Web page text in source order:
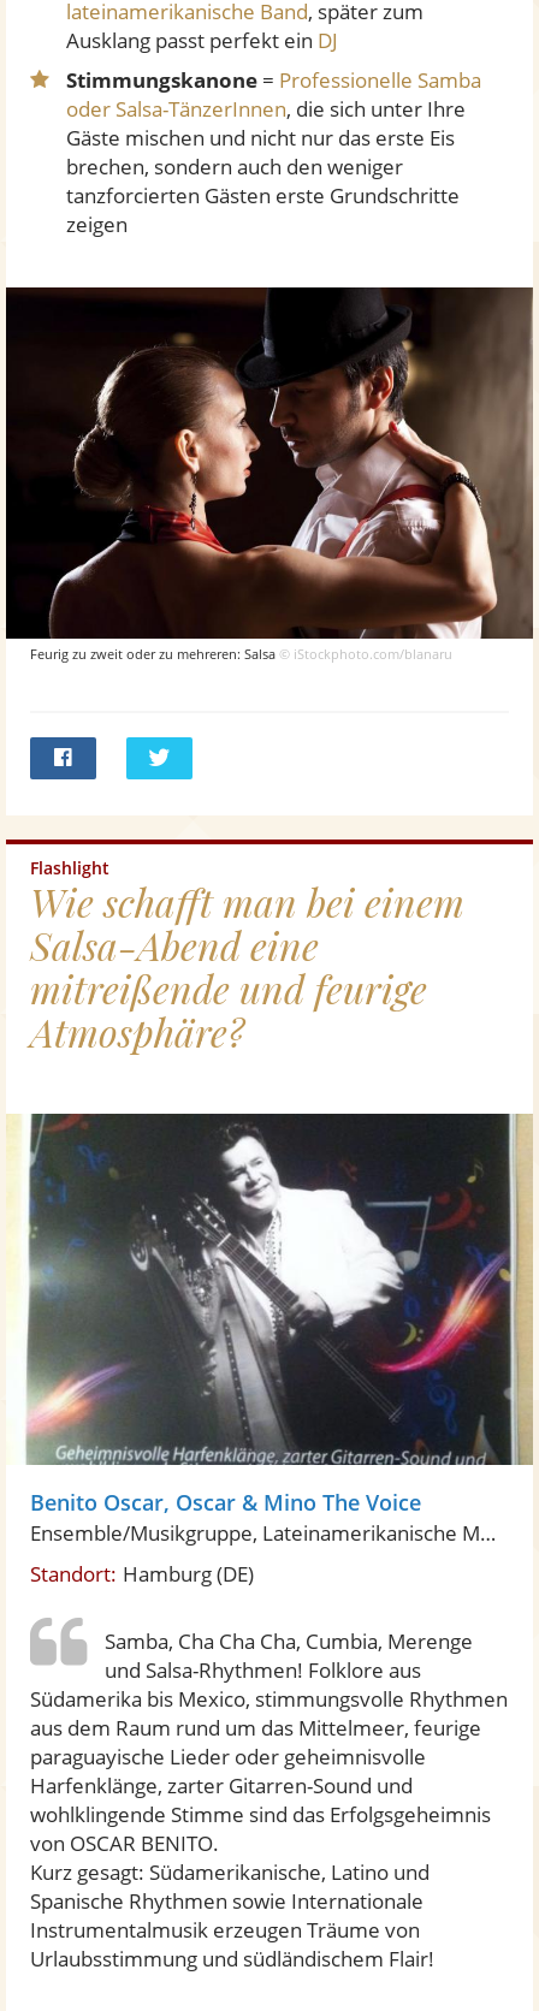
lateinamerikanische Band, später zum
Ausklang passt perfekt ein DJ
Stimmungskanone = Professionelle Samba
oder Salsa-TänzerInnen, die sich unter Ihre
Gäste mischen und nicht nur das erste Eis
brechen, sondern auch den weniger
tanzforcierten Gästen erste Grundschritte
zeigen
Feurig zu zweit oder zu mehreren: Salsa © iStockphoto.com/blanaru
teilen
Flashlight
Wie schafft man bei einem
Salsa-Abend eine
mitreißende und feurige
Atmosphäre?
Benito Oscar, Oscar & Mino The Voice
Ensemble/Musikgruppe, Lateinamerikanische Musik
Standort: Hamburg(DE)
Samba, Cha Cha Cha, Cumbia, Merenge
und Salsa-Rhythmen! Folklore aus
Südamerika bis Mexico, stimmungsvolle Rhythmen
aus dem Raum rund um das Mittelmeer, feurige
paraguayische Lieder oder geheimnisvolle
Harfenklänge, zarter Gitarren-Sound und
wohlklingende Stimme sind das Erfolgsgeheimnis
von OSCAR BENITO.
Kurz gesagt: Südamerikanische, Latino und
Spanische Rhythmen sowie Internationale
Instrumentalmusik erzeugen Träume von
Urlaubsstimmung und südländischem Flair!